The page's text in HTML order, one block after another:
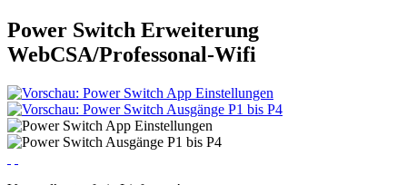
Power Switch Erweiterung
WebCSA/Professonal-Wifi